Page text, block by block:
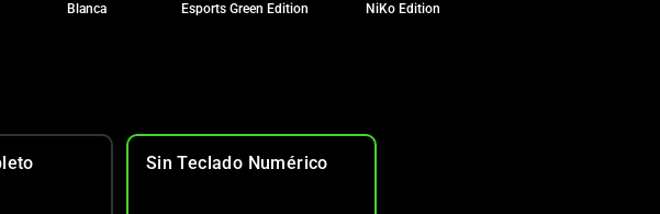
Blanca Esports Green Edition NiKo Edition
Sin Teclado Numérico